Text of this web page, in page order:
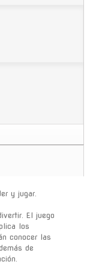
y jugar.
El juego
los
conocer las
de